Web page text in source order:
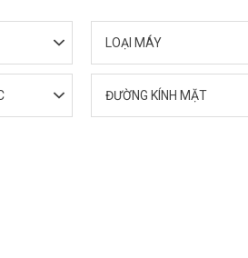
LOẠI MÁY
ĐƯỜNG KÍNH MẶT